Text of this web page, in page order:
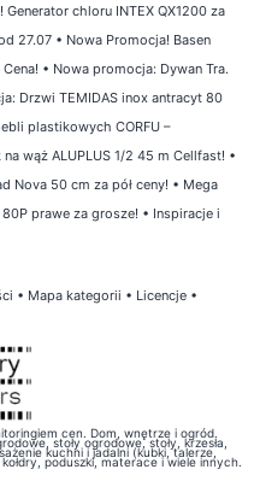
chloru INTEX QX1200 za
27.07 • Nowa Promocja! Basen
• Nowa promocja: Dywan Tra.
Drzwi TEMIDAS inox antracyt 80
plastikowych CORFU –
na wąż ALUPLUS 1/2 45 m Cellfast! •
Nova 50 cm za pół ceny! • Mega
prawe za grosze! • Inspiracje i
• Mapa kategorii • Licencje •
cen. Dom, wnętrze i ogród.
stoły ogrodowe, stoły, krzesła,
kuchni i jadalni (kubki, talerze,
poduszki, materace i wiele innych.